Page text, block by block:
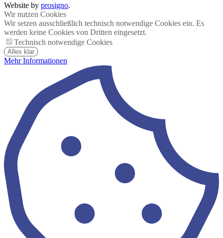
Website by prosigno.
Wir nutzen Cookies
Wir setzen ausschließlich technisch notwendige Cookies ein. Es
werden keine Cookies von Dritten eingesetzt.
Technisch notwendige Cookies
Alles klar
Mehr Informationen